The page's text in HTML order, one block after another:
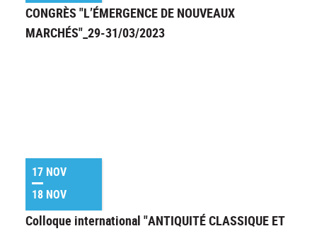
CONGRÈS "L’ÉMERGENCE DE NOUVEAUX
MARCHÉS"_29-31/03/2023
17 NOV
18 NOV
Colloque international "ANTIQUITÉ CLASSIQUE ET